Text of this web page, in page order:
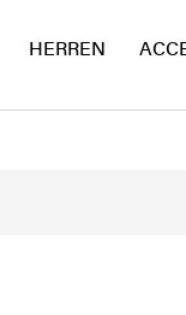
HERREN